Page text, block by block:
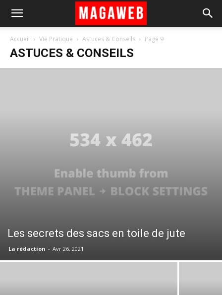
Accueil Vie Pratique Astuces & Conseils Page 9
ASTUCES & CONSEILS
Les secrets des sacs en toile de jute
La rédaction - Avr 26, 2021